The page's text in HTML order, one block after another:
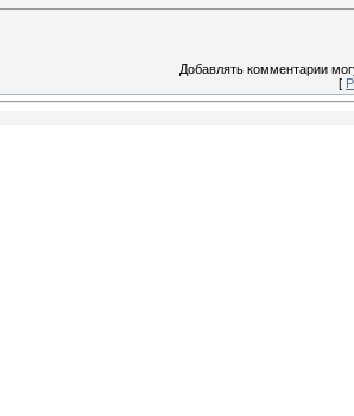
Добавлять комментарии
[